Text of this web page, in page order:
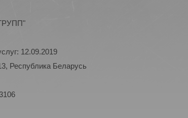
12.09.2019
Республика Беларусь